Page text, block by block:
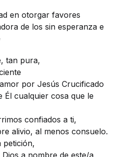
en otorgar favores
de los sin esperanza e
tan pura,
por Jesús Crucificado
Él cualquier cosa que le
confiados a ti,
alivio, al menos consuelo.
petición,